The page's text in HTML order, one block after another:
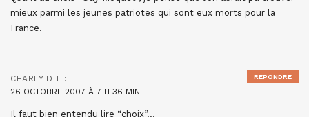
mieux parmi les jeunes patriotes qui sont eux morts pour la
France.
CHARLY DIT :
26 OCTOBRE 2007 À 7 H 36 MIN
Il faut bien entendu lire “choix”…
RÉPONDRE